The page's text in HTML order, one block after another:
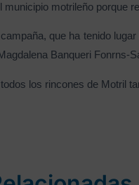
municipio motrileño porque
que ha tenido
Banqueri Fonrns-
todos los rincones de Motril